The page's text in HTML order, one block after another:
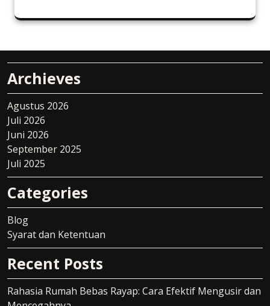
Archieves
Agustus 2026
Juli 2026
Juni 2026
September 2025
Juli 2025
Categories
Blog
Syarat dan Ketentuan
Recent Posts
Rahasia Rumah Bebas Rayap: Cara Efektif Mengusir dan